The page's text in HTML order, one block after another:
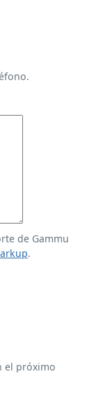
de Gammu
.
el próximo